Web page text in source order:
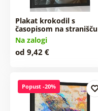
Plakat krokodil s
časopisom na stranišču
Na zalogi
od 9,42 €
Popust -20%